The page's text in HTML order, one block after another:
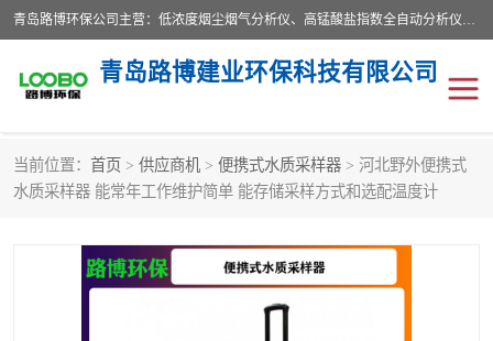
青岛路博环保公司主营：低浓度烟尘烟气分析仪、高锰酸盐指数全自动分析仪、便携式超声波明渠流量计、便携式水质采样器、恒温恒湿称重系统、手持式油烟检测仪等;是一家集环保科研、设计、生产、维护、销售和系统集成为一体的综合性高科技企业。路博人秉承"科学技术是第一生产力的重要理念，倡导环境友好型的生产、生活和消费方式。
青岛路博建业环保科技有限公司
当前位置： 首页 > 供应商机 > 便携式水质采样器 > 河北野外便携式
水质采样器 能常年工作维护简单 能存储采样方式和选配温度计
生物安全柜 气体检测仪
水质检测仪 手持式油烟检测仪
恒温恒湿称重系统 二恶英采集器